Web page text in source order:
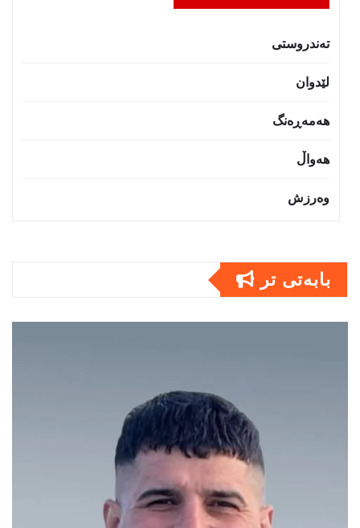
تەندروستى
لێدوان
هەمەڕەنگ
هەواڵ
وەرزش
بابەتى تر